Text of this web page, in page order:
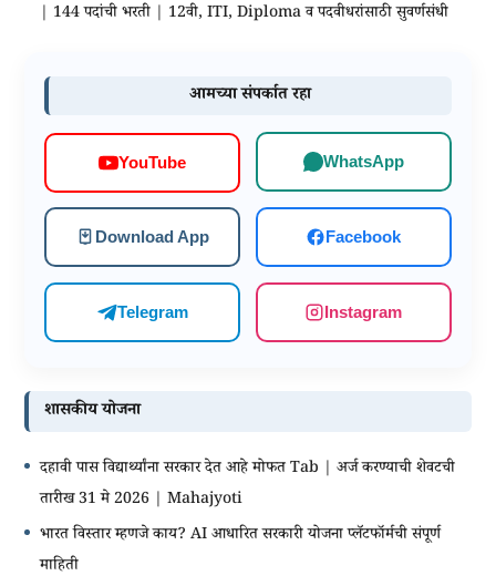
| 144 पदांची भरती | 12वी, ITI, Diploma व पदवीधरांसाठी सुवर्णसंधी
आमच्या संपर्कात रहा
YouTube WhatsApp
Download App Facebook
Telegram Instagram
शासकीय योजना
दहावी पास विद्यार्थ्यांना सरकार देत आहे मोफत Tab | अर्ज करण्याची शेवटची
तारीख 31 मे 2026 | Mahajyoti
भारत विस्तार म्हणजे काय? AI आधारित सरकारी योजना प्लॅटफॉर्मची संपूर्ण
माहिती